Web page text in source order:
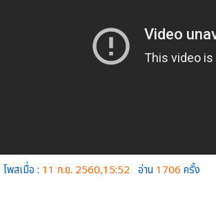
โพสเมื่อ : 11 ก.ย. 2560,15:52 อ่าน 1706 ครั้ง